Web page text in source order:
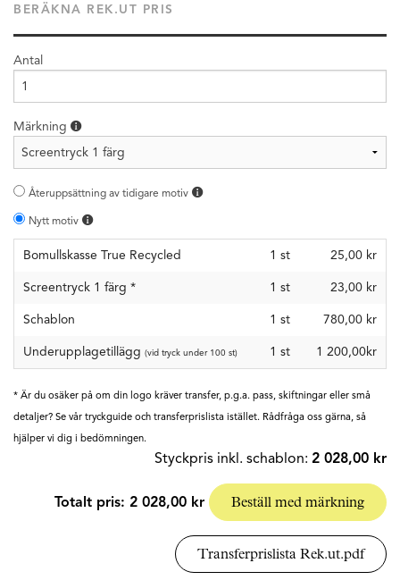
BERÄKNA REK.UT PRIS
Antal
Märkning
Återuppsättning av tidigare motiv
Nytt motiv
Bomullskasse True Recycled 1 st 25,00 kr
Screentryck 1 färg * 1 st 23,00 kr
Schablon 1 st 780,00 kr
Underupplagetillägg (vid tryck under 100 st) 1 st 1 200,00kr
* Är du osäker på om din logo kräver transfer, p.g.a. pass, skiftningar eller små
detaljer? Se vår tryckguide och transferprislista istället. Rådfråga oss gärna, så
hjälper vi dig i bedömningen.
Styckpris inkl. schablon: 2 028,00 kr
Totalt pris: 2 028,00 kr Beställ med märkning
Transferprislista Rek.ut.pdf